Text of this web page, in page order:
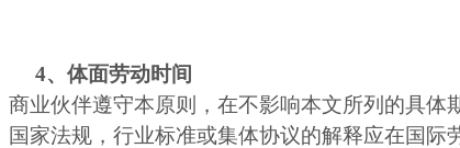
4、体面劳动时间
商业伙伴遵守本原则，在不影响本文所列的具体
国家法规，行业标准或集体协议的解释应在国